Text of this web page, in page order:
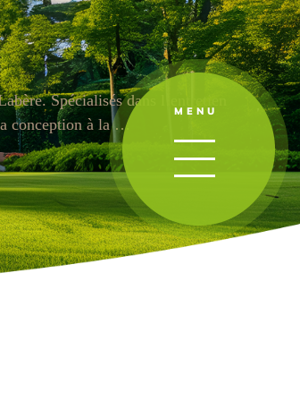
MENU
Spécialisés dans l’entretien
conception à la …